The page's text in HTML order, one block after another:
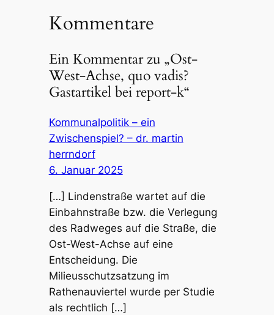
Kommentare
Ein Kommentar zu „Ost-
West-Achse, quo vadis?
Gastartikel bei report-k“
Kommunalpolitik – ein
Zwischenspiel? – dr. martin
herrndorf
6. Januar 2025
[…] Lindenstraße wartet auf die
Einbahnstraße bzw. die Verlegung
des Radweges auf die Straße, die
Ost-West-Achse auf eine
Entscheidung. Die
Milieusschutzsatzung im
Rathenauviertel wurde per Studie
als rechtlich […]